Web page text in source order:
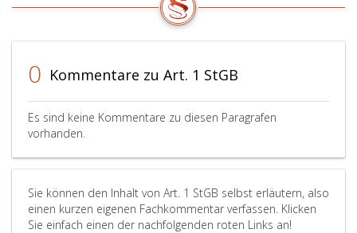
0 Kommentare zu Art. 1 StGB
Es sind keine Kommentare zu diesen Paragrafen
vorhanden.
Sie können den Inhalt von Art. 1 StGB selbst erläutern, also
einen kurzen eigenen Fachkommentar verfassen. Klicken
Sie einfach einen der nachfolgenden roten Links an!